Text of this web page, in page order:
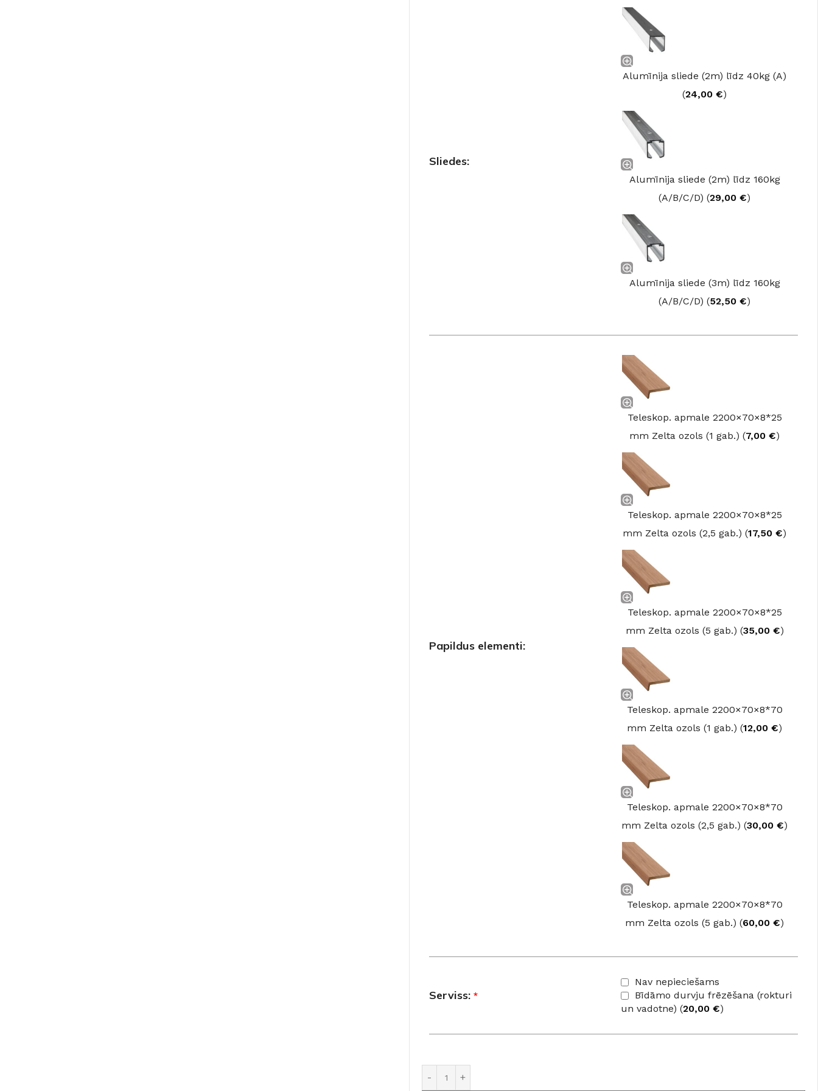
Sliedes:
Alumīnija sliede (2m) līdz 40kg (A)
(24,00 €)
Alumīnija sliede (2m) līdz 160kg
(A/B/C/D) (29,00 €)
Alumīnija sliede (3m) līdz 160kg
(A/B/C/D) (52,50 €)
Papildus elementi:
Teleskop. apmale 2200×70×8*25
mm Zelta ozols (1 gab.) (7,00 €)
Teleskop. apmale 2200×70×8*25
mm Zelta ozols (2,5 gab.) (17,50 €)
Teleskop. apmale 2200×70×8*25
mm Zelta ozols (5 gab.) (35,00 €)
Teleskop. apmale 2200×70×8*70
mm Zelta ozols (1 gab.) (12,00 €)
Teleskop. apmale 2200×70×8*70
mm Zelta ozols (2,5 gab.) (30,00 €)
Teleskop. apmale 2200×70×8*70
mm Zelta ozols (5 gab.) (60,00 €)
Serviss: *
Nav nepieciešams
Bīdāmo durvju frēzēšana (rokturi
un vadotne) (20,00 €)